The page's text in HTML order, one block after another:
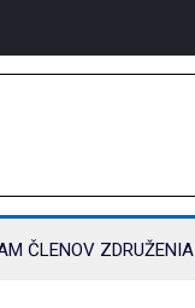
ČLENOV ZDRUŽENIA